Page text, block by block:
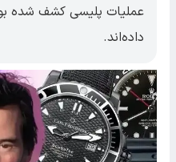
عملیات پلیسی کشف شده
داده‌اند.